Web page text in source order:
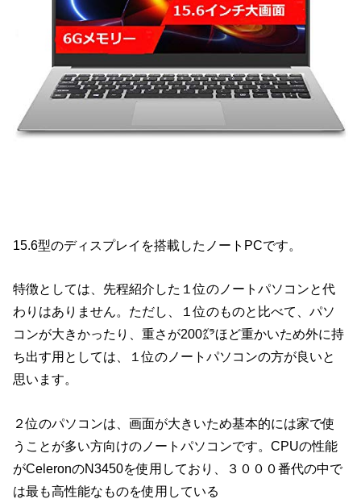
15.6型のディスプレイを搭載したノートPCです。
特徴としては、先程紹介した１位のノートパソコンと代
わりはありません。ただし、１位のものと比べて、パソ
コンが大きかったり、重さが200㌘ほど重かいため外に持
ち出す用としては、１位のノートパソコンの方が良いと
思います。
２位のパソコンは、画面が大きいため基本的には家で使
うことが多い方向けのノートパソコンです。CPUの性能
がCeleronのN3450を使用しており、３０００番代の中で
は最も高性能なものを使用している